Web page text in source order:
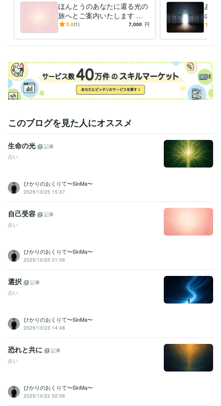
光に還るためのエネルギーワーク
エネルギー感度
エネルギーワーク
魂の目覚め
マインドリセット 自己理解 感性の目覚め
光へ還る旅
癒しの時間
ほんとうのあなたに還る光の
旅へとご案内いたします ほ
んとうのあなたに還る旅、あ
5.0(1) 7,000 円
あな
の入
のエ
このブログを見た人にオススメ
生命の光
記事
占い
ひかりのおくりて〜SinMa〜
2025/10/25 15:37
自己受容
記事
占い
ひかりのおくりて〜SinMa〜
2025/10/25 01:06
選択
記事
占い
ひかりのおくりて〜SinMa〜
2025/10/23 14:48
恐れと共に
記事
占い
ひかりのおくりて〜SinMa〜
2025/10/22 02:06